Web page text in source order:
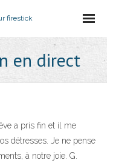
firestick
en direct
a pris fin et il me
détresses. Je ne pense
à notre joie. G.